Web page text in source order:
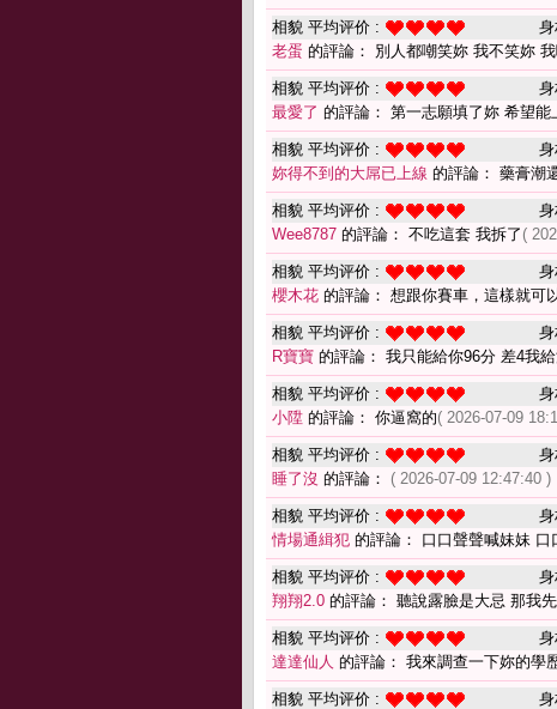
相貌 平均评价 :
老蛋 的評論： 別人都嘲笑妳 我不笑妳
相貌 平均评价 :
最愛了 的評論： 第一志願填了妳 希望能
相貌 平均评价 :
妳得不到的大屌已上線 的評論： 藥膏潮
相貌 平均评价 :
Wee8787 的評論： 不吃這套 我拆了 (
相貌 平均评价 :
櫻木花 的評論： 想跟你賽車，這樣就可
相貌 平均评价 :
R寶寶 的評論： 我只能給你96分 差4我
相貌 平均评价 :
小陞 的評論： 你逼窩的( 2026-07-09
相貌 平均评价 :
睡了沒 的評論： ( 2026-07-09 12:47:40 )
相貌 平均评价 :
情場通緝犯 的評論： 口口聲聲喊妹妹 口
相貌 平均评价 :
翔翔2.0 的評論： 聽說露臉是大忌 那我
相貌 平均评价 :
達達仙人 的評論： 我來調查一下妳的學
相貌 平均评价 :